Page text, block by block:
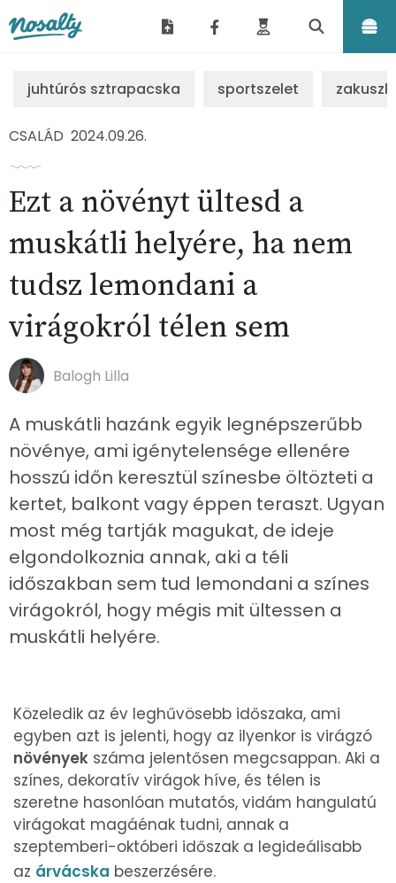
juhtúrós sztrapacska sportszelet
CSALÁD 2024.09.26.
Ezt a növényt ültesd a
muskátli helyére, ha nem
tudsz lemondani a
virágokról télen sem
Balogh Lilla
A muskátli hazánk egyik legnépszerűbb
növénye, ami igénytelensége ellenére
hosszú időn keresztül színesbe öltözteti a
kertet, balkont vagy éppen teraszt. Ugyan
most még tartják magukat, de ideje
elgondolkoznia annak, aki a téli
időszakban sem tud lemondani a színes
virágokról, hogy mégis mit ültessen a
muskátli helyére.
Közeledik az év leghűvösebb időszaka, ami
egyben azt is jelenti, hogy az ilyenkor is virágzó
növények száma jelentősen megcsappan. Aki a
színes, dekoratív virágok híve, és télen is
szeretne hasonlóan mutatós, vidám hangulatú
virágokat magáénak tudni, annak a
szeptemberi-októberi időszak a legideálisabb
az árvácska beszerzésére.